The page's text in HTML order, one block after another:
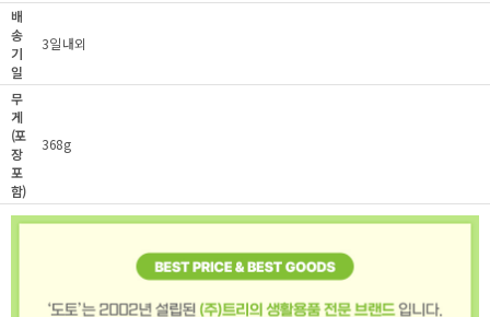
배
송
기
일
3일 내외
무
게
(포
장
포
함)
368g